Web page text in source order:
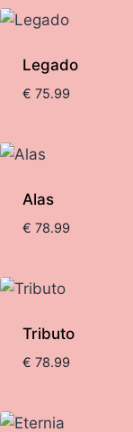
Legado
€ 75.99
Alas
€ 78.99
Tributo
€ 78.99